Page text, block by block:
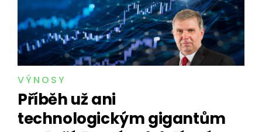
VÝNOSY
Příběh už ani
technologickým gigantům